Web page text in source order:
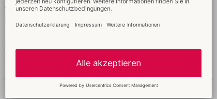
darüber in silberfarbenen Metallösen. Variabel schnürbar für
perfekte Passform. Hinten mit Reißverschluss.
Leder (Lamm, chromfrei gegerbt); Textil-Einsätze 100%
Polyester.
Daten & Eigenschaften